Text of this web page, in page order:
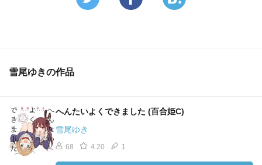
雪尾ゆきの作品
へんたいよくできました (百合姫C)
雪尾ゆき
68 4.20 1